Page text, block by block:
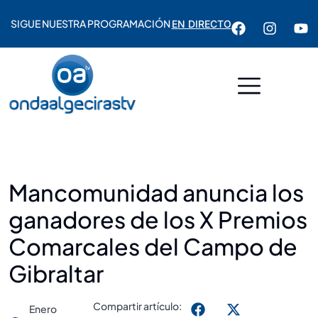
SIGUE NUESTRA PROGRAMACIÓNEN DIRECTO
Mancomunidad anuncia los
ganadores de los X Premios
Comarcales del Campo de
Gibraltar
Enero
Compartir artículo: